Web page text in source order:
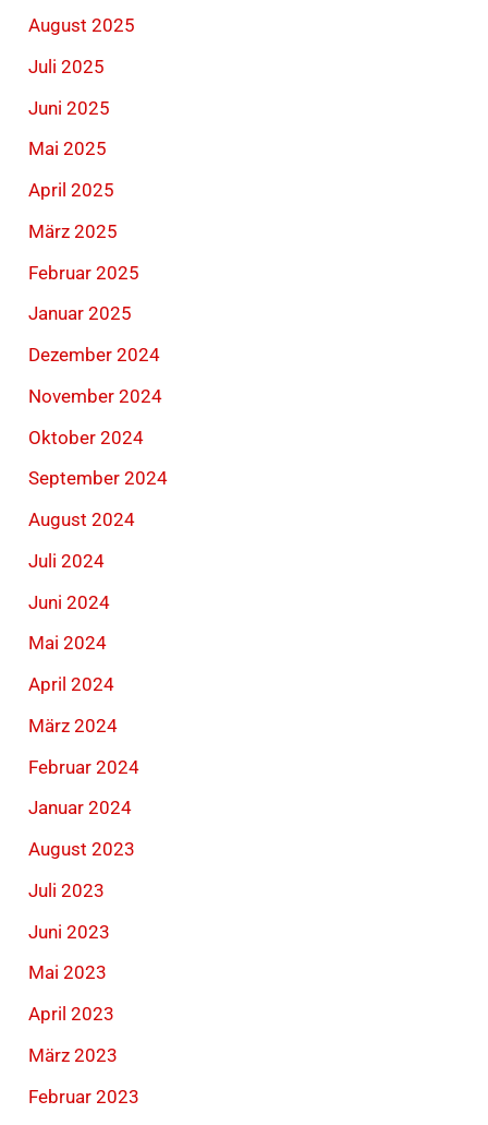
August 2025
Juli 2025
Juni 2025
Mai 2025
April 2025
März 2025
Februar 2025
Januar 2025
Dezember 2024
November 2024
Oktober 2024
September 2024
August 2024
Juli 2024
Juni 2024
Mai 2024
April 2024
März 2024
Februar 2024
Januar 2024
August 2023
Juli 2023
Juni 2023
Mai 2023
April 2023
März 2023
Februar 2023